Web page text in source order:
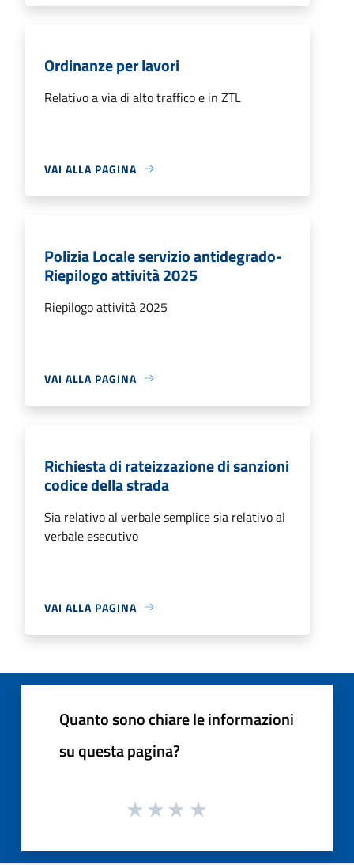
Ordinanze per lavori
Relativo a via di alto traffico e in ZTL
VAI ALLA PAGINA
Polizia Locale servizio antidegrado-
Riepilogo attività 2025
Riepilogo attività 2025
VAI ALLA PAGINA
Richiesta di rateizzazione di sanzioni
codice della strada
Sia relativo al verbale semplice sia relativo al
verbale esecutivo
VAI ALLA PAGINA
Quanto sono chiare le informazioni
su questa pagina?